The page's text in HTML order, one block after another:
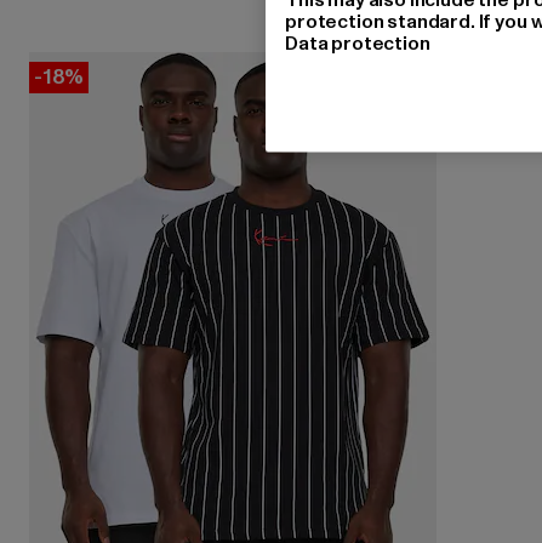
-18%
protection standard. If you
Data protection